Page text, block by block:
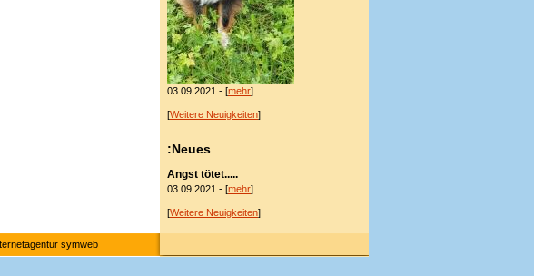
03.09.2021 - [mehr]
[Weitere Neuigkeiten]
:Neues
Angst tötet.....
03.09.2021 - [mehr]
[Weitere Neuigkeiten]
symweb